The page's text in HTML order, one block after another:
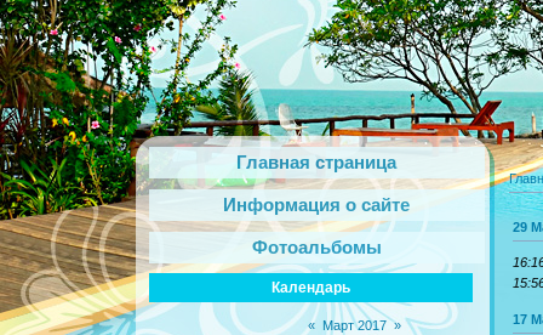
Главная страница
Информация о сайте
Фотоальбомы
Календарь
« Март 2017 »
29
17